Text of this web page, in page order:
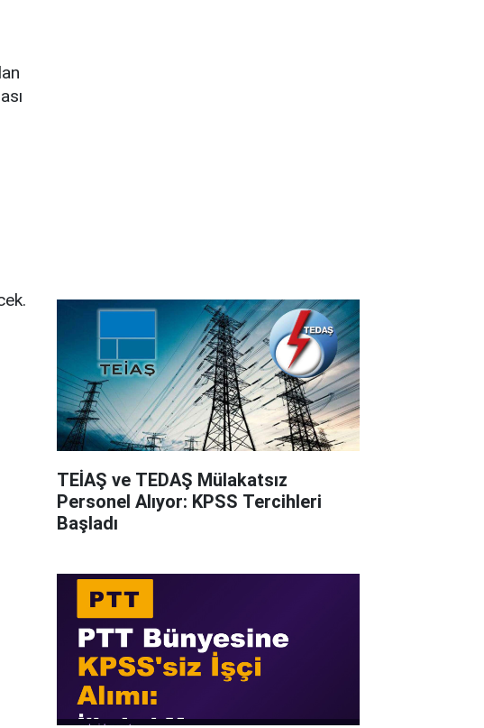
TEİAŞ ve TEDAŞ Mülakatsız
Personel Alıyor: KPSS Tercihleri
Başladı